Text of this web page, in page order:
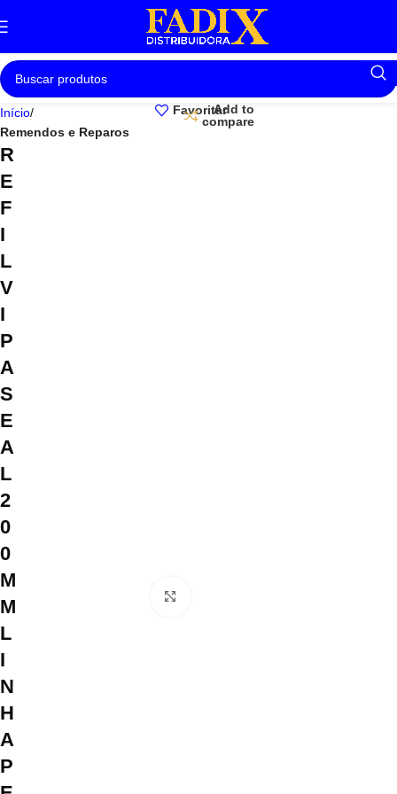
Início
Remendos e Reparos
FavoritarAdd to
compare
R
E
F
I
L
V
I
P
A
S
E
A
L
2
0
0
M
M
L
I
N
H
A
P